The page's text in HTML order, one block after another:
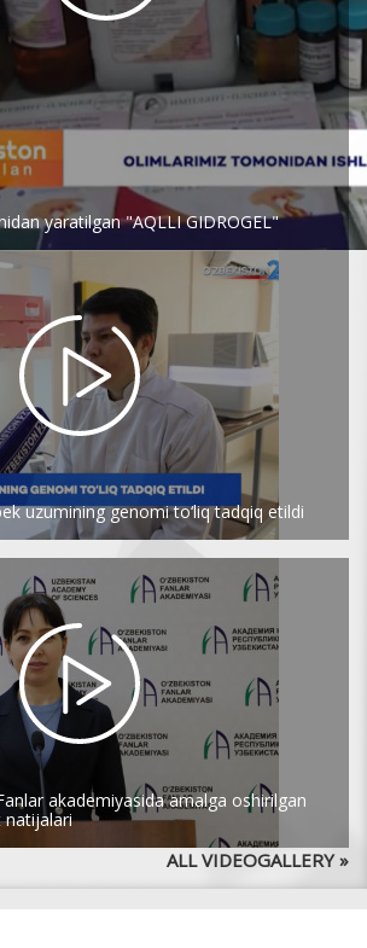
yaratilgan "AQLLI GIDROGEL"
uzumining genomi to‘liq tadqiq etildi
akademiyasida amalga oshirilgan
natijalari
ALL VIDEOGALLERY »